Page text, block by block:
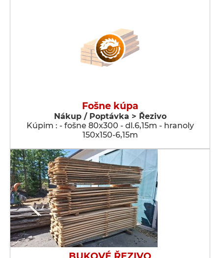
Fošne kúpa
Nákup / Poptávka > Řezivo
Kúpim : - fošne 80x300 - dl.6,15m - hranoly
150x150-6,15m